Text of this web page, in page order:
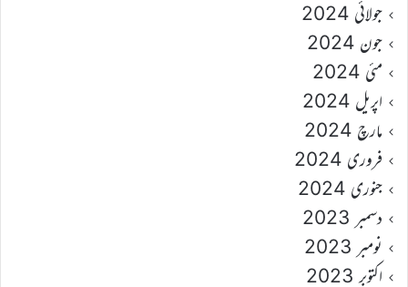
جولائی 2024
جون 2024
مئی 2024
اپریل 2024
مارچ 2024
فروری 2024
جنوری 2024
دسمبر 2023
نومبر 2023
اکتوبر 2023